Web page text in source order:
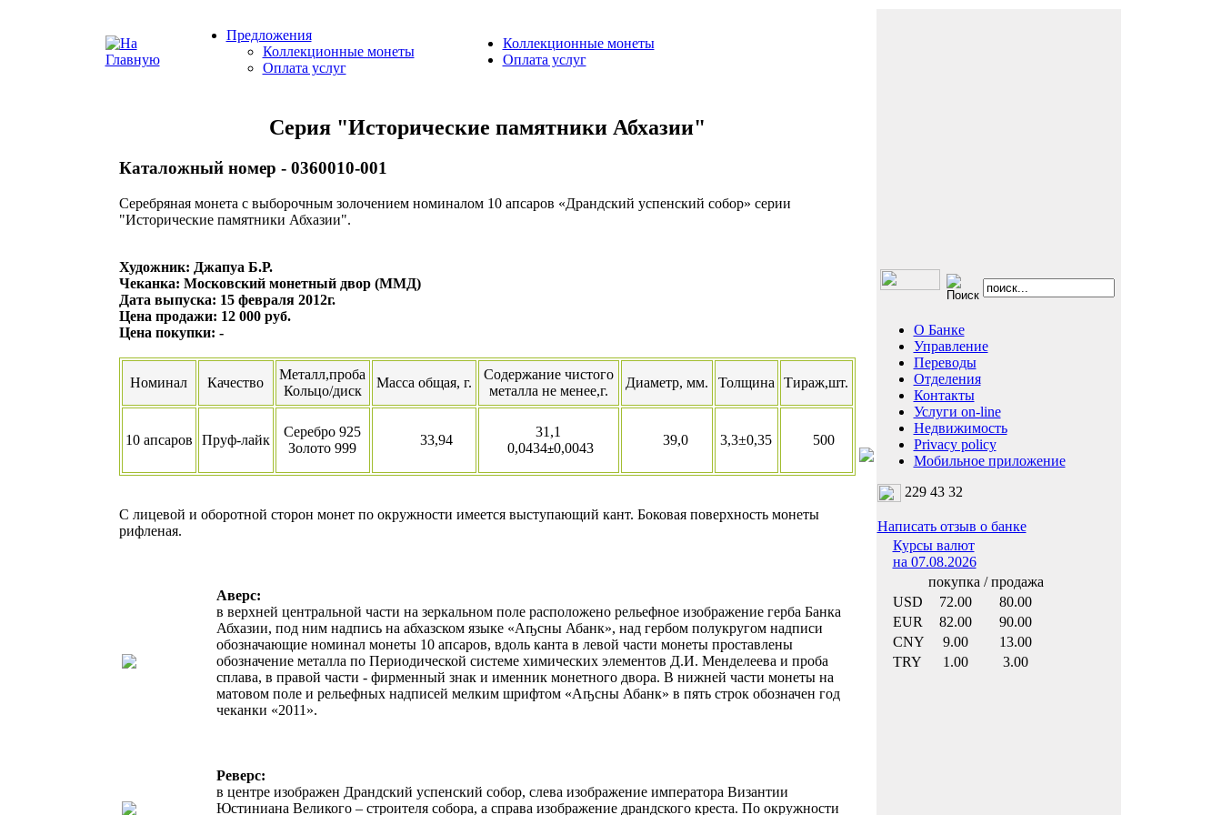
Предложения
Коллекционные монеты
Оплата услуг
Коллекционные монеты
Оплата услуг
О Банке
Управление
Переводы
Отделения
Контакты
Услуги on-line
Недвижимость
Privacy policy
Мобильное приложение
229 43 32
Написать отзыв о банке
Курсы валют
на 07.08.2026
покупка / продажа
USD
72.00
80.00
EUR
82.00
90.00
CNY
9.00
13.00
TRY
1.00 3.00
Серия "Исторические памятники Абхазии"
Каталожный номер - 0360010-001
Серебряная монета с выборочным золочением номиналом 10 апсаров «Драндский успенский собор» серии
"Исторические памятники Абхазии".
Художник: Джапуа Б.Р.
Чеканка: Московский монетный двор (ММД)
Дата выпуска: 15 февраля 2012г.
Цена продажи: 12 000 руб.
Цена покупки: -
Номинал Качество
Металл,проба
Кольцо/диск
Масса общая, г.
Содержание чистого
металла не менее,г.
Диаметр, мм. Толщина Тираж,шт.
10 апсаров Пруф-лайк
Серебро 925
Золото 999
33,94
31,1
0,0434±0,0043
39,0 3,3±0,35 500
С лицевой и оборотной сторон монет по окружности имеется выступающий кант. Боковая поверхность монеты
рифленая.
Аверс:
в верхней центральной части на зеркальном поле расположено рельефное изображение герба Банка
Абхазии, под ним надпись на абхазском языке «Аҧсны Абанк», над гербом полукругом надписи
обозначающие номинал монеты 10 апсаров, вдоль канта в левой части монеты проставлены
обозначение металла по Периодической системе химических элементов Д.И. Менделеева и проба
сплава, в правой части - фирменный знак и именник монетного двора. В нижней части монеты на
матовом поле и рельефных надписей мелким шрифтом «Аҧсны Абанк» в пять строк обозначен год
чеканки «2011».
Реверс:
в центре изображен Драндский успенский собор, слева изображение императора Византии
Юстиниана Великого – строителя собора, а справа изображение драндского креста. По окружности